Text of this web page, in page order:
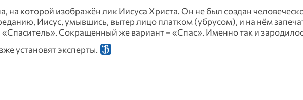
на которой изображён лик Иисуса Христа. Он не был создан
Иисус, умывшись, вытер лицо платком (убрусом), и на нём
Сокращенный же вариант – «Спас». Именно так и
установят эксперты.